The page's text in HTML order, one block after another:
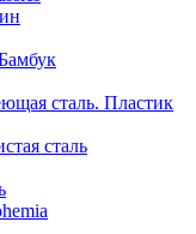
сталь. Пластик
сталь